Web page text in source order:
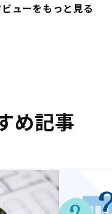
ューをもっと見る
め記事